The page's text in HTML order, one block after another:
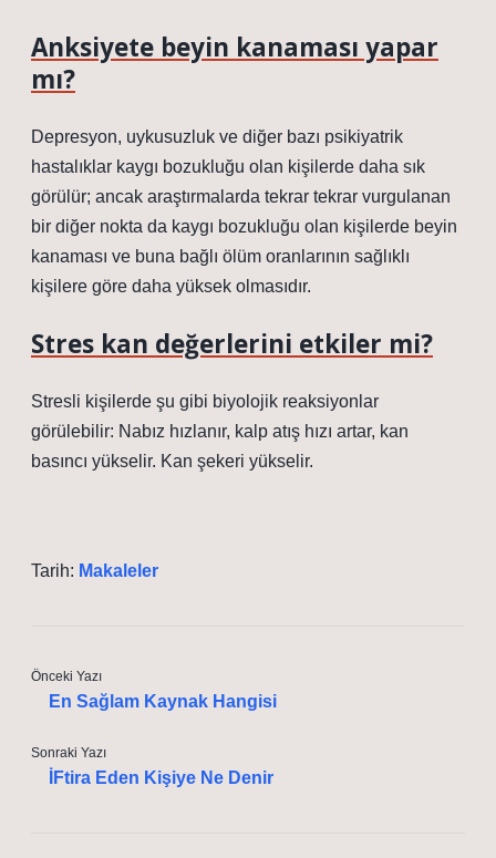
Anksiyete beyin kanaması yapar
mı?
Depresyon, uykusuzluk ve diğer bazı psikiyatrik
hastalıklar kaygı bozukluğu olan kişilerde daha sık
görülür; ancak araştırmalarda tekrar tekrar vurgulanan
bir diğer nokta da kaygı bozukluğu olan kişilerde beyin
kanaması ve buna bağlı ölüm oranlarının sağlıklı
kişilere göre daha yüksek olmasıdır.
Stres kan değerlerini etkiler mi?
Stresli kişilerde şu gibi biyolojik reaksiyonlar
görülebilir: Nabız hızlanır, kalp atış hızı artar, kan
basıncı yükselir. Kan şekeri yükselir.
Tarih: Makaleler
Önceki Yazı
En Sağlam Kaynak Hangisi
Sonraki Yazı
İFtira Eden Kişiye Ne Denir